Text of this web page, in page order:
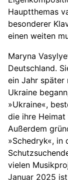
Hauptthemas
besonderer
einen weiten
Maryna
Deutschland.
ein Jahr später
Ukraine
»Ukraine«,
die ihre Heimat
Außerdem
»Schedryk«, in
vielen
Januar 2025